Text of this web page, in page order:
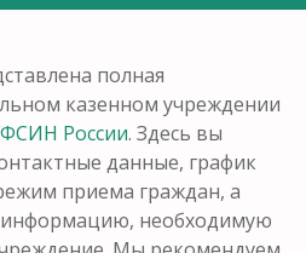
полная
казенном учреждении
России. Здесь вы
данные, график
приема граждан, а
необходимую